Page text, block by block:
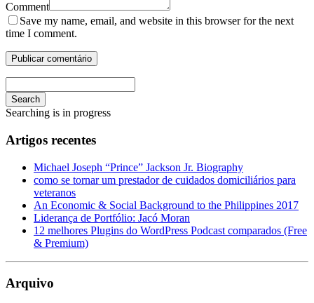
Comment
Save my name, email, and website in this browser for the next
time I comment.
Search
Searching is in progress
Artigos recentes
Michael Joseph “Prince” Jackson Jr. Biography
como se tornar um prestador de cuidados domiciliários para
veteranos
An Economic & Social Background to the Philippines 2017
Liderança de Portfólio: Jacó Moran
12 melhores Plugins do WordPress Podcast comparados (Free
& Premium)
Arquivo